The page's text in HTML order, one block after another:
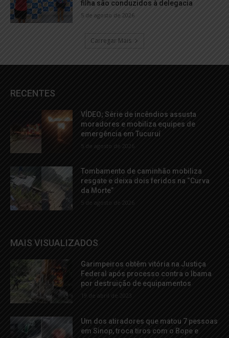
filha são conduzidos à delegacia
5 de agosto de 2026
Carregar Mais
RECENTES
VÍDEO; Série de incêndios assusta
moradores e mobiliza equipes de
emergência em Tucuruí
5 de agosto de 2026
Tombamento de caminhão mobiliza
resgate e deixa dois feridos na “Curva
da Morte”
5 de agosto de 2026
MAIS VISUALIZADOS
Garimpeiros obtêm vitória na Justiça
Federal após processo contra o Ibama
por destruição de equipamentos
19 de abril de 2023
Um dos atiradores que matou 7 pessoas
em Sinop, troca tiros com o Bope e